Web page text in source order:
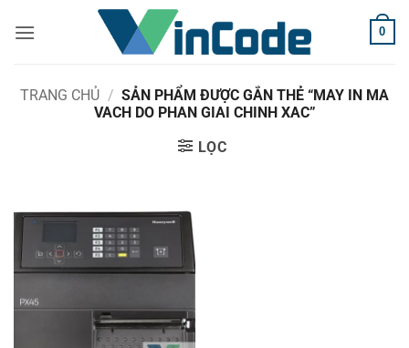
qua
0
TRANG CHỦ / SẢN PHẨM ĐƯỢC GẮN THẺ “MAY IN MA
VACH DO PHAN GIAI CHINH XAC”
LỌC